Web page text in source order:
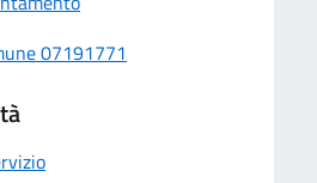
07191771